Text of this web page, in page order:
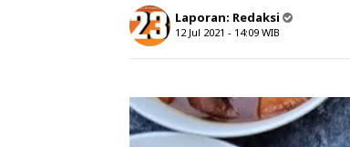
Laporan: Redaksi
12 Jul 2021 - 14:09 WIB